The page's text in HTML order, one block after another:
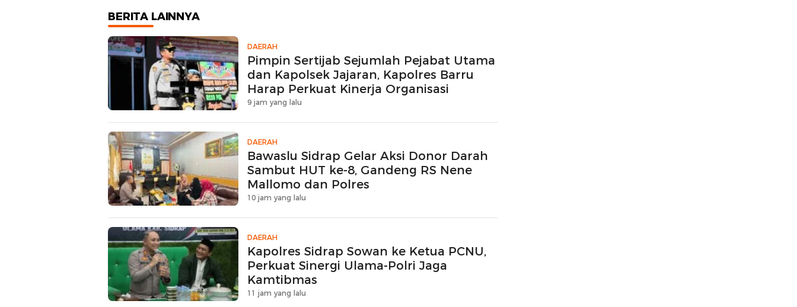
BERITA LAINNYA
DAERAH
Pimpin Sertijab Sejumlah Pejabat Utama
dan Kapolsek Jajaran, Kapolres Barru
Harap Perkuat Kinerja Organisasi
9 jam yang lalu
DAERAH
Bawaslu Sidrap Gelar Aksi Donor Darah
Sambut HUT ke-8, Gandeng RS Nene
Mallomo dan Polres
10 jam yang lalu
DAERAH
Kapolres Sidrap Sowan ke Ketua PCNU,
Perkuat Sinergi Ulama-Polri Jaga
Kamtibmas
11 jam yang lalu